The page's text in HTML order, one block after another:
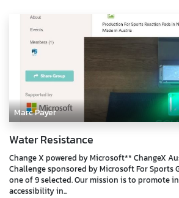
Marc Payer
Water Resistance
Change X powered by Microsoft** ChangeX
Challenge sponsored by Microsoft For Sports
one of 9 selected. Our mission is to promote
accessibility in...